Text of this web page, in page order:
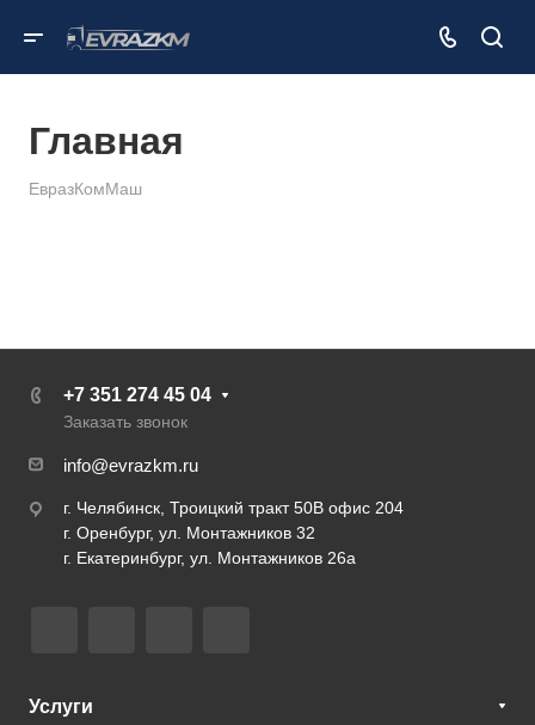
Главная
ЕвразКомМаш
+7 351 274 45 04
Заказать звонок
info@evrazkm.ru
г. Челябинск, Троицкий тракт 50В офис 204
г. Оренбург, ул. Монтажников 32
г. Екатеринбург, ул. Монтажников 26а
Услуги